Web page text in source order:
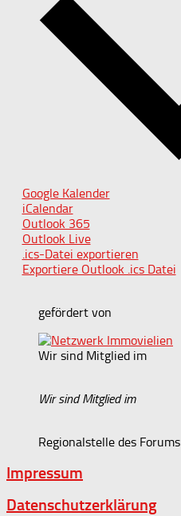
Google Kalender
iCalendar
Outlook 365
Outlook Live
.ics-Datei exportieren
Exportiere Outlook .ics Datei
gefördert von
Wir sind Mitglied im
Wir sind Mitglied im
Regionalstelle des Forums
Impressum
Datenschutzerklärung